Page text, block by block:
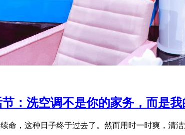
节：洗空调不是你的家务，而是
命，这种日子终于过去了。然而用时一时爽，清